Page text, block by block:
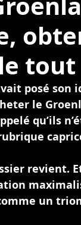
tout
posé
le
qu’ils
revient.
un